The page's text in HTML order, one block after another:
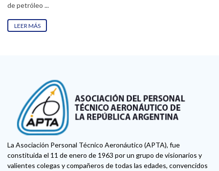
de petróleo ...
LEER MÁS
La Asociación Personal Técnico Aeronáutico (APTA), fue
constituida el 11 de enero de 1963 por un grupo de visionarios y
valientes colegas y compañeros de todas las edades, convencidos